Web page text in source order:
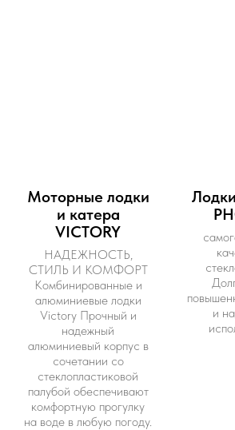
Моторные лодки
и катера
VICTORY
НАДЕЖНОСТЬ,
СТИЛЬ И КОМФОРТ
Комбинированные и
алюминиевые лодки
Victory Прочный и
надежный
алюминиевый корпус в
сочетании со
стеклопластиковой
палубой обеспечивают
комфортную прогулку
на воде в любую погоду.
и